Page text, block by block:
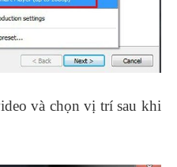
và chọn vị trí sau khi